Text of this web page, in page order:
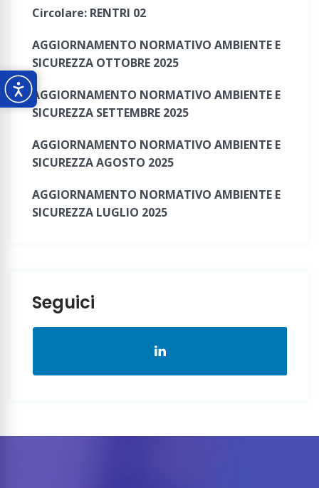
Circolare: RENTRI 02
AGGIORNAMENTO NORMATIVO AMBIENTE E
SICUREZZA OTTOBRE 2025
AGGIORNAMENTO NORMATIVO AMBIENTE E
SICUREZZA SETTEMBRE 2025
AGGIORNAMENTO NORMATIVO AMBIENTE E
SICUREZZA AGOSTO 2025
AGGIORNAMENTO NORMATIVO AMBIENTE E
SICUREZZA LUGLIO 2025
Seguici